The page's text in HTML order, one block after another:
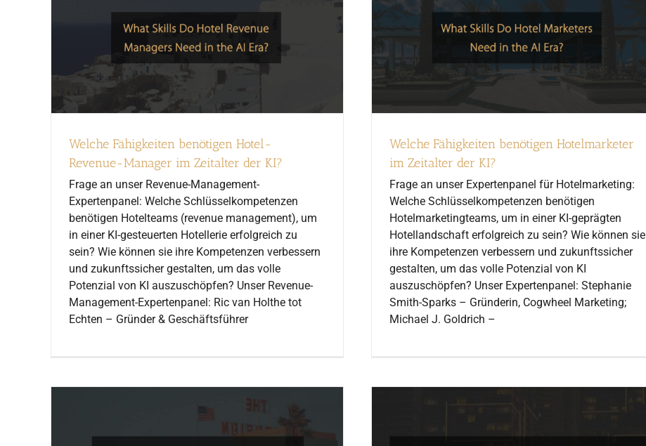
Welche Fähigkeiten benötigen Hotel-
Revenue-Manager im Zeitalter der KI?
Frage an unser Revenue-Management-
Expertenpanel: Welche Schlüsselkompetenzen
benötigen Hotelteams (revenue management), um
in einer KI-gesteuerten Hotellerie erfolgreich zu
sein? Wie können sie ihre Kompetenzen verbessern
und zukunftssicher gestalten, um das volle
Potenzial von KI auszuschöpfen? Unser Revenue-
Management-Expertenpanel: Ric van Holthe tot
Echten – Gründer & Geschäftsführer
Welche Fähigkeiten benötigen Hotelmarketer
im Zeitalter der KI?
Frage an unser Expertenpanel für Hotelmarketing:
Welche Schlüsselkompetenzen benötigen
Hotelmarketingteams, um in einer KI-geprägten
Hotellandschaft erfolgreich zu sein? Wie können sie
ihre Kompetenzen verbessern und zukunftssicher
gestalten, um das volle Potenzial von KI
auszuschöpfen? Unser Expertenpanel: Stephanie
Smith-Sparks – Gründerin, Cogwheel Marketing;
Michael J. Goldrich –